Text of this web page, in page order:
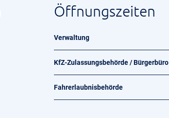
Öffnungszeiten
Verwaltung
KfZ-Zulassungsbehörde / Bürgerbüro
Fahrerlaubnisbehörde